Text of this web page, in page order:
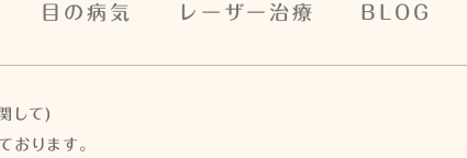
目の病気 レーザー治療 BLOG
して)
おります。